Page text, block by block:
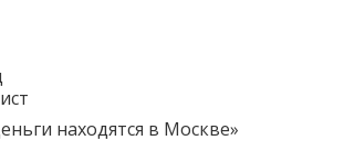
находятся в Москве»